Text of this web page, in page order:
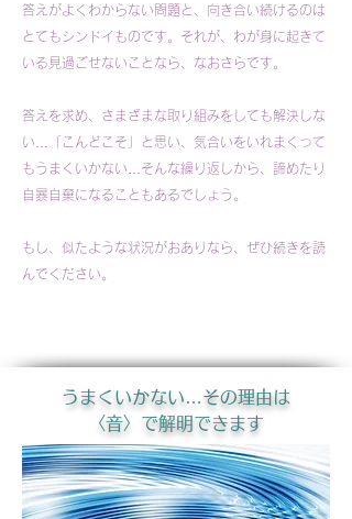
答えがよくわからない問題と、向き合い続けるのは
とてもシンドイものです。それが、わが身に起きて
いる見過ごせないことなら、なおさらです。
答えを求め、さまざまな取り組みをしても解決しな
い…「こんどこそ」と思い、気合いをいれまくって
もうまくいかない…そんな繰り返しから、諦めたり
自暴自棄になることもあるでしょう。
もし、似たような状況がおありなら、ぜひ続きを読
んでください。
うまくいかない…その理由は
〈音〉で解明できます